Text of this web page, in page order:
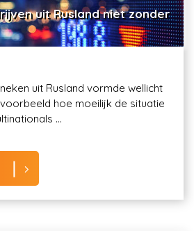
uit Rusland niet zonder
uit Rusland vormde wellicht
hoe moeilijk de situatie
...